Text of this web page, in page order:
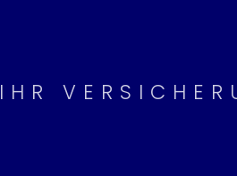
IHR